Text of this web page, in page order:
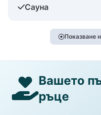
Сауна
Показване
Вашето
ръце